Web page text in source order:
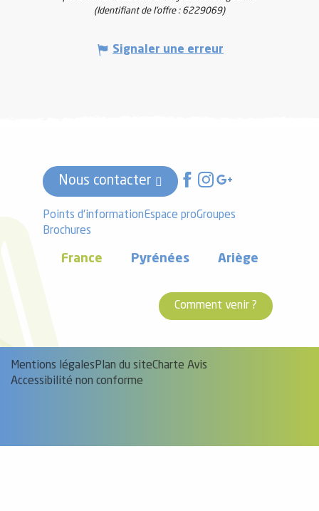
(Identifiant de l'offre : 6229069)
Signaler une erreur
Nous contacter
Points d'informationEspace proGroupes
Brochures
France Pyrénées Ariège
Comment venir ?
Mentions légalesPlan du siteCharte Avis
Accessibilité non conforme